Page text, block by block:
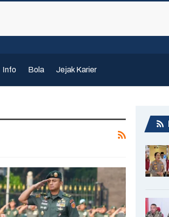
Info Bola Jejak Karier